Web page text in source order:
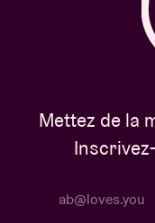
Mettez de la